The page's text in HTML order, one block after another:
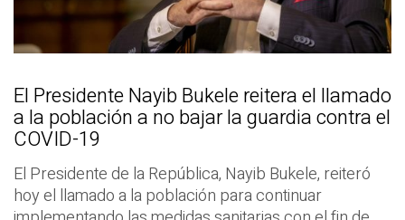
El Presidente Nayib Bukele reitera el llamado
a la población a no bajar la guardia contra el
COVID-19
El Presidente de la República, Nayib Bukele, reiteró
hoy el llamado a la población para continuar